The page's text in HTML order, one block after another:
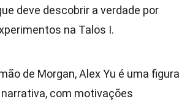
deve descobrir a verdade por
na Talos I.
de Morgan, Alex Yu é uma figura
com motivações